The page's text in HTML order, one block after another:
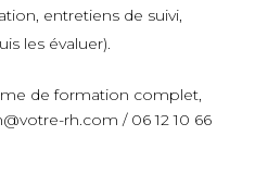
entretiens de suivi,
les évaluer).
de formation complet,
rh.com / 06 12 10 66